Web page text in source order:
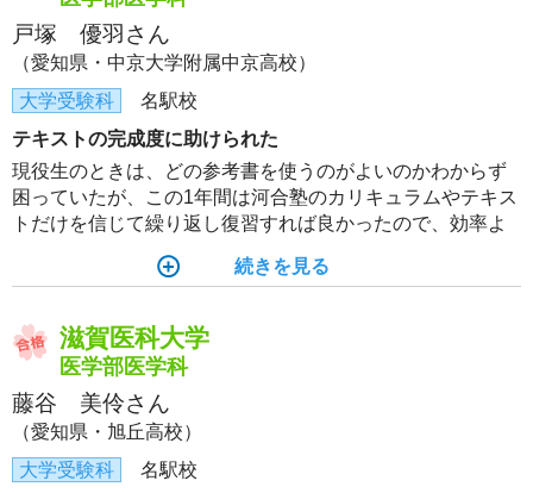
戸塚 優羽さん
（愛知県・中京大学附属中京高校）
大学受験科
名駅校
テキストの完成度に助けられた
現役生のときは、どの参考書を使うのがよいのかわからず
困っていたが、この1年間は河合塾のカリキュラムやテキス
トだけを信じて繰り返し復習すれば良かったので、効率よ
よく分析してできているので、非常に完成度の高い信頼で
続きを見る
滋賀医科大学
医学部医学科
藤谷 美伶さん
（愛知県・旭丘高校）
大学受験科
名駅校